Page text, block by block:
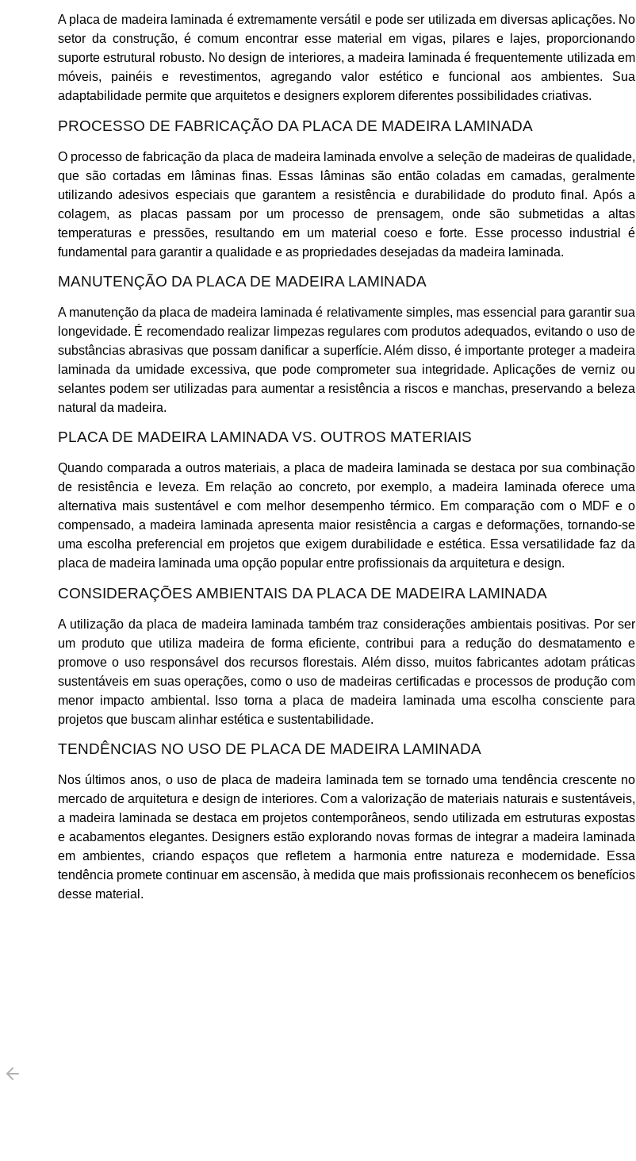
A placa de madeira laminada é extremamente versátil e pode ser utilizada em diversas aplicações. No
setor da construção, é comum encontrar esse material em vigas, pilares e lajes, proporcionando
suporte estrutural robusto. No design de interiores, a madeira laminada é frequentemente utilizada em
móveis, painéis e revestimentos, agregando valor estético e funcional aos ambientes. Sua
adaptabilidade permite que arquitetos e designers explorem diferentes possibilidades criativas.
PROCESSO DE FABRICAÇÃO DA PLACA DE MADEIRA LAMINADA
O processo de fabricação da placa de madeira laminada envolve a seleção de madeiras de qualidade,
que são cortadas em lâminas finas. Essas lâminas são então coladas em camadas, geralmente
utilizando adesivos especiais que garantem a resistência e durabilidade do produto final. Após a
colagem, as placas passam por um processo de prensagem, onde são submetidas a altas
temperaturas e pressões, resultando em um material coeso e forte. Esse processo industrial é
fundamental para garantir a qualidade e as propriedades desejadas da madeira laminada.
MANUTENÇÃO DA PLACA DE MADEIRA LAMINADA
A manutenção da placa de madeira laminada é relativamente simples, mas essencial para garantir sua
longevidade. É recomendado realizar limpezas regulares com produtos adequados, evitando o uso de
substâncias abrasivas que possam danificar a superfície. Além disso, é importante proteger a madeira
laminada da umidade excessiva, que pode comprometer sua integridade. Aplicações de verniz ou
selantes podem ser utilizadas para aumentar a resistência a riscos e manchas, preservando a beleza
natural da madeira.
PLACA DE MADEIRA LAMINADA VS. OUTROS MATERIAIS
Quando comparada a outros materiais, a placa de madeira laminada se destaca por sua combinação
de resistência e leveza. Em relação ao concreto, por exemplo, a madeira laminada oferece uma
alternativa mais sustentável e com melhor desempenho térmico. Em comparação com o MDF e o
compensado, a madeira laminada apresenta maior resistência a cargas e deformações, tornando-se
uma escolha preferencial em projetos que exigem durabilidade e estética. Essa versatilidade faz da
placa de madeira laminada uma opção popular entre profissionais da arquitetura e design.
CONSIDERAÇÕES AMBIENTAIS DA PLACA DE MADEIRA LAMINADA
A utilização da placa de madeira laminada também traz considerações ambientais positivas. Por ser
um produto que utiliza madeira de forma eficiente, contribui para a redução do desmatamento e
promove o uso responsável dos recursos florestais. Além disso, muitos fabricantes adotam práticas
sustentáveis em suas operações, como o uso de madeiras certificadas e processos de produção com
menor impacto ambiental. Isso torna a placa de madeira laminada uma escolha consciente para
projetos que buscam alinhar estética e sustentabilidade.
TENDÊNCIAS NO USO DE PLACA DE MADEIRA LAMINADA
Nos últimos anos, o uso de placa de madeira laminada tem se tornado uma tendência crescente no
mercado de arquitetura e design de interiores. Com a valorização de materiais naturais e sustentáveis,
a madeira laminada se destaca em projetos contemporâneos, sendo utilizada em estruturas expostas
e acabamentos elegantes. Designers estão explorando novas formas de integrar a madeira laminada
em ambientes, criando espaços que refletem a harmonia entre natureza e modernidade. Essa
tendência promete continuar em ascensão, à medida que mais profissionais reconhecem os benefícios
desse material.